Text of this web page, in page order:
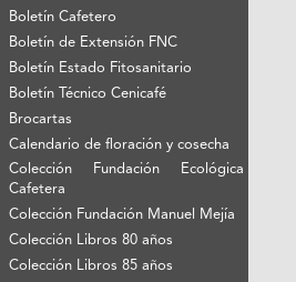
Boletín Cafetero
Boletín de Extensión FNC
Boletín Estado Fitosanitario
Boletín Técnico Cenicafé
Brocartas
Calendario de floración y cosecha
Colección Fundación Ecológica
Cafetera
Colección Fundación Manuel Mejía
Colección Libros 80 años
Colección Libros 85 años